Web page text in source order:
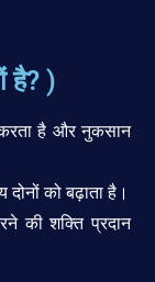
है? )
करता है और नुकसान
को बढ़ाता है।
की शक्ति प्रदान